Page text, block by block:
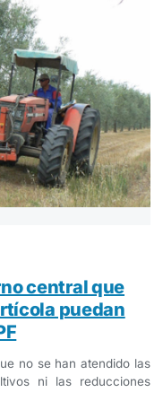
central que
puedan
no se han atendido las
ni las reducciones